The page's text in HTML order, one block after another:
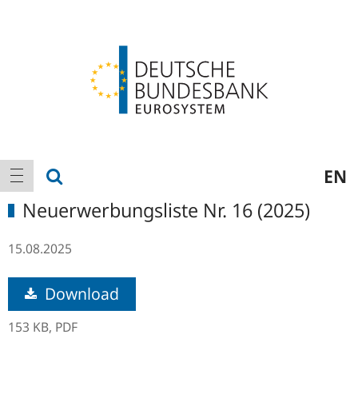
Hauptnavigation
Navigation anzeigen EN
Neuerwerbungsliste Nr. 16 (2025)
15.08.2025
Download
153 KB, PDF